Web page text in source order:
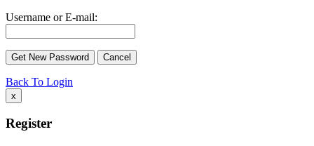
Username or E-mail:
Back To Login
x
Register